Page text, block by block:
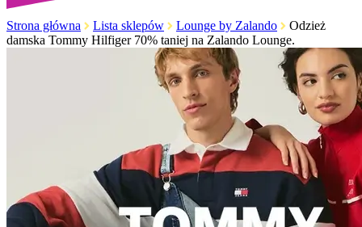
Strona główna Lista sklepów Lounge by Zalando
Odzież
damska Tommy Hilfiger 70% taniej na Zalando Lounge.